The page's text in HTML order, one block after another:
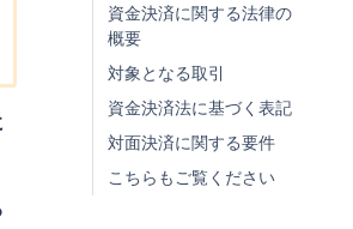
資金決済に関する法律の
概要
対象となる取引
資金決済法に基づく表記
対面決済に関する要件
こちらもご覧ください